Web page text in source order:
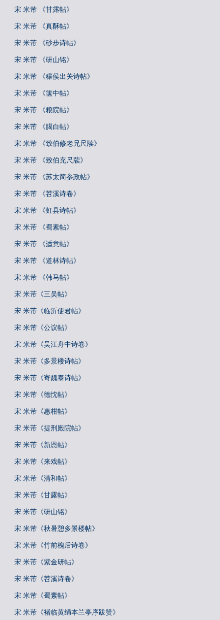
宋 米芾 《甘露帖》
宋 米芾 《真酥帖》
宋 米芾 《砂步诗帖》
宋 米芾 《研山铭》
宋 米芾 《穰侯出关诗帖》
宋 米芾 《箧中帖》
宋 米芾 《粮院帖》
宋 米芾 《臈白帖》
宋 米芾 《致伯修老兄尺牍》
宋 米芾 《致伯充尺牍》
宋 米芾 《苏太简参政帖》
宋 米芾 《苕溪诗卷》
宋 米芾 《虹县诗帖》
宋 米芾 《蜀素帖》
宋 米芾 《适意帖》
宋 米芾 《道林诗帖》
宋 米芾 《韩马帖》
宋 米芾《三吴帖》
宋 米芾《临沂使君帖》
宋 米芾《公议帖》
宋 米芾《吴江舟中诗卷》
宋 米芾《多景楼诗帖》
宋 米芾《寄魏泰诗帖》
宋 米芾《德忱帖》
宋 米芾《惠柑帖》
宋 米芾《提刑殿院帖》
宋 米芾《新恩帖》
宋 米芾《来戏帖》
宋 米芾《清和帖》
宋 米芾《甘露帖》
宋 米芾《研山铭》
宋 米芾《秋暑憩多景楼帖》
宋 米芾《竹前槐后诗卷》
宋 米芾《紫金研帖》
宋 米芾《苕溪诗卷》
宋 米芾《蜀素帖》
宋 米芾《褚临黄绢本兰亭序跋赞》